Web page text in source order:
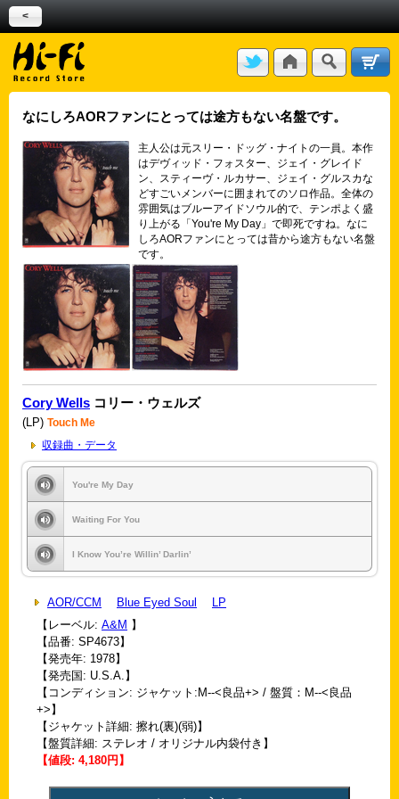
<
なにしろAORファンにとっては途方もない名盤です。
主人公は元スリー・ドッグ・ナイトの一員。本作
はデヴィッド・フォスター、ジェイ・グレイド
ン、スティーヴ・ルカサー、ジェイ・グルスカな
どすごいメンバーに囲まれてのソロ作品。全体の
雰囲気はブルーアイドソウル的で、テンポよく盛
り上がる「You're My Day」で即死ですね。なに
しろAORファンにとっては昔から途方もない名盤
です。
Cory Wells コリー・ウェルズ
(LP) Touch Me
収録曲・データ
You're My Day
Waiting For You
I Know You’re Willin’ Darlin’
AOR/CCM Blue Eyed Soul
LP
【レーベル: A&M 】
【品番: SP4673】
【発売年: 1978】
【発売国: U.S.A.】
【コンディション: ジャケット:M--<良品+> / 盤質：M--<良品
+>】
【ジャケット詳細: 擦れ(裏)(弱)】
【盤質詳細: ステレオ / オリジナル内袋付き】
【値段: 4,180円】